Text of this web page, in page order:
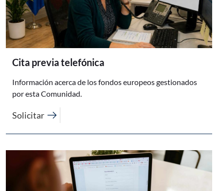
Cita previa telefónica
Información acerca de los fondos europeos gestionados
por esta Comunidad.
Solicitararrow_right_alt